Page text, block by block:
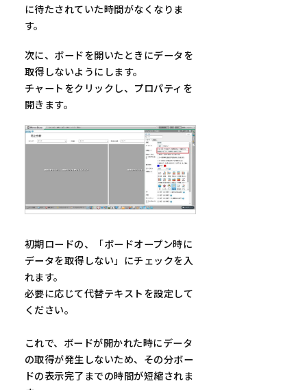
に待たされていた時間がなくなりま
す。
次に、ボードを開いたときにデータを
取得しないようにします。
チャートをクリックし、プロパティを
開きます。
初期ロードの、「ボードオープン時に
データを取得しない」にチェックを入
れます。
必要に応じて代替テキストを設定して
ください。
これで、ボードが開かれた時にデータ
の取得が発生しないため、その分ボー
ドの表示完了までの時間が短縮されま